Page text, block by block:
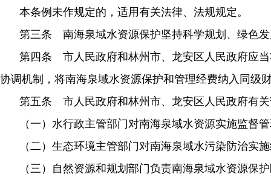
本条例未作规定的，适用有关法律、法规规定。
第三条 南海泉域水资源保护坚持科学规划、绿色
第四条 市人民政府和林州市、龙安区人民政府应
协调机制，将南海泉域水资源保护和管理经费纳入同级
第五条 市人民政府和林州市、龙安区人民政府有
（一）水行政主管部门对南海泉域水资源实施监督
（二）生态环境主管部门对南海泉域水污染防治实
（三）自然资源和规划部门负责南海泉域水资源保